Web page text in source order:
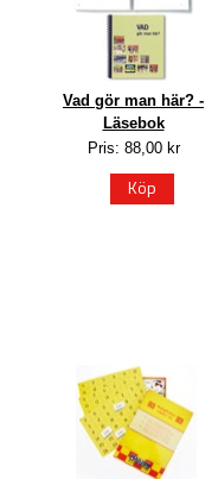
Vad gör man här? -
Läsebok
Pris: 88,00 kr
Köp